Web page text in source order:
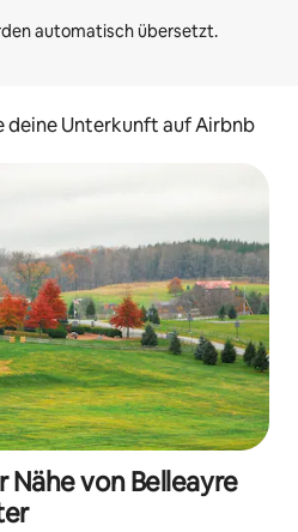
deine Unterkunft auf Airbnb
von Belleayre